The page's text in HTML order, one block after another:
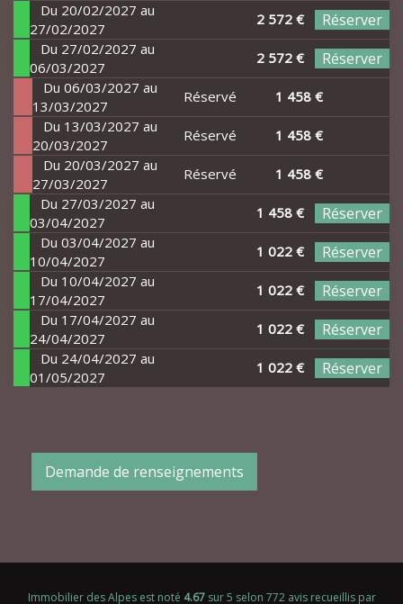
Du 20/02/2027 au
27/02/2027
2 572 € Réserver
Du 27/02/2027 au
06/03/2027
2 572 € Réserver
Du 06/03/2027 au
13/03/2027
Réservé
1 458 €
Du 13/03/2027 au
20/03/2027
Réservé
1 458 €
Du 20/03/2027 au
27/03/2027
Réservé
1 458 €
Du 27/03/2027 au
03/04/2027
1 458 € Réserver
Du 03/04/2027 au
10/04/2027
1 022 € Réserver
Du 10/04/2027 au
17/04/2027
1 022 € Réserver
Du 17/04/2027 au
24/04/2027
1 022 € Réserver
Du 24/04/2027 au
01/05/2027
1 022 € Réserver
Demande de renseignements
Immobilier des Alpesest noté 4.67sur5 selon 772avis recueillis par